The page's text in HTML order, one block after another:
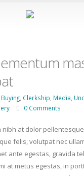
Buying Clerkship Media
0 Comments
nibh at dolor
felis, volutpat nec
ante egestas, gravida
at metus egestas, in